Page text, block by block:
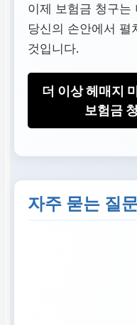
이제 보험금 청구는
당신의 손안에서 펼
것입니다.
더 이상 헤매지
보험금
자주 묻는 질